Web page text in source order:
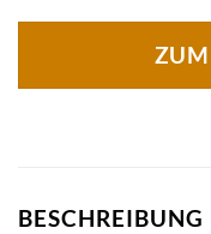
ZUM
BESCHREIBUNG